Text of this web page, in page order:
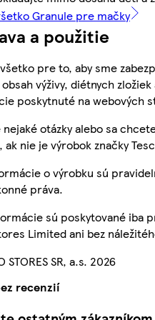
Granule pre mačky
a použitie
pre to, aby sme
výživy, diétnych
poskytnuté na webových
otázky alebo sa
ak nie je výrobok značky
o výrobku sú
práva.
sú poskytované iba
Limited ani bez
STORES SR, a.s. 2026
recenzií